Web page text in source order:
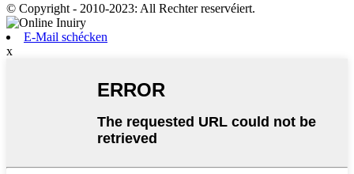
© Copyright - 2010-2023: All Rechter reservéiert.
E-Mail schécken
x